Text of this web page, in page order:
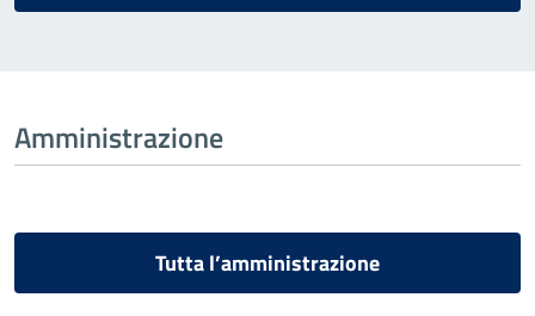
Amministrazione
Tutta l’amministrazione